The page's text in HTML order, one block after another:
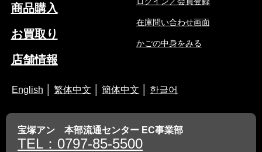
商品購入
お買取り
店舗情報
在庫問い合わせ画面
かごの中身をみる
English 繁体中文 簡体中文 한글어
宝塚アン 本部流通センター EC事業部
TEL：0797-85-5500